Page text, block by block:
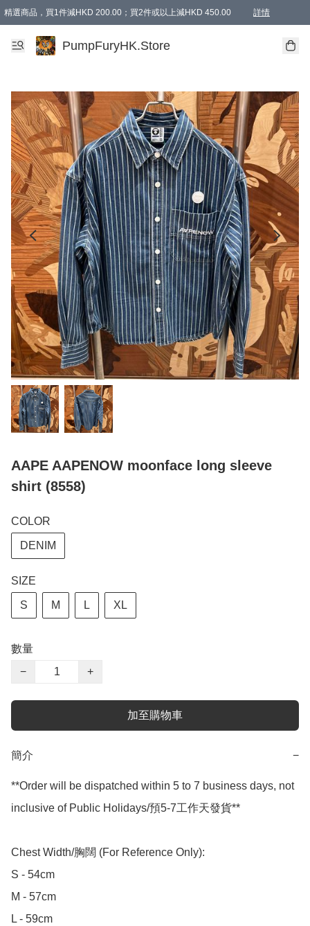
精選商品，買1件減HKD 200.00；買2件或以上減HKD 450.00 詳情
AAPE商品,會員專享9折或以上（按會員等級）AAPE products, members can
精選商品，任選買2件或以上減HKD 100.00
購物滿 HKD 800.00即享免運費優惠！（適用於 特定的送貨方式 )
PumpFuryHK.Store
AAPE AAPENOW moonface long sleeve
shirt (8558)
COLOR
DENIM
SIZE
S M L XL
數量
−
+
加至購物車
簡介 −
**Order will be dispatched within 5 to 7 business days, not
inclusive of Public Holidays/預5-7工作天發貨**
Chest Width/胸闊 (For Reference Only):
S - 54cm
M - 57cm
L - 59cm